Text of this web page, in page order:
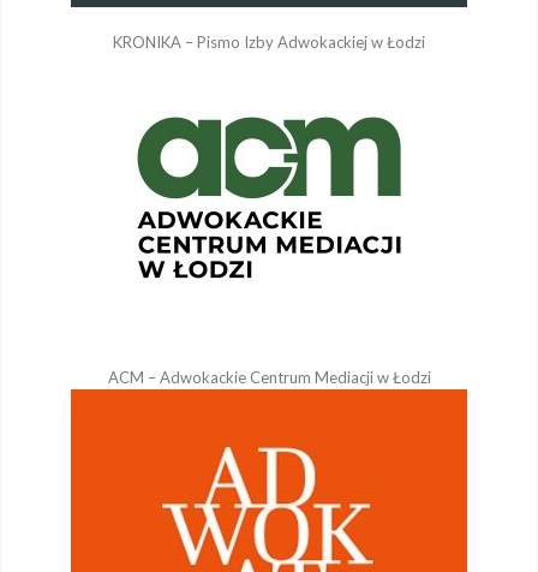
KRONIKA – Pismo Izby Adwokackiej w Łodzi
ACM – Adwokackie Centrum Mediacji w Łodzi